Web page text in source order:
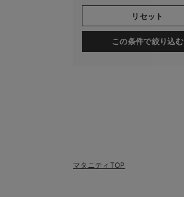
リセット
この条件で絞り込む
マタニティTOP